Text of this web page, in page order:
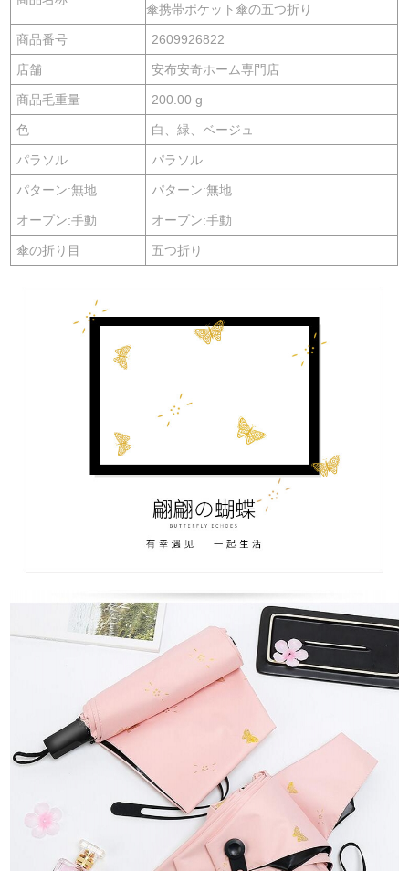
傘携帯ポケット傘の五つ折り
商品番号 2609926822
店舗 安布安奇ホーム専門店
商品毛重量 200.00 g
色 白、緑、ベージュ
パラソル パラソル
パターン:無地 パターン:無地
オープン:手動 オープン:手動
傘の折り目 五つ折り